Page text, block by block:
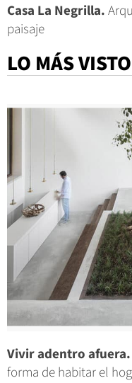
Casa La Negrilla.
paisaje
LO MÁS
Vivir adentro afuera.
forma de habitar el